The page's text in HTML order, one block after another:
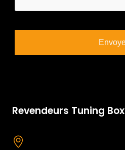
Revendeurs Tuning Box